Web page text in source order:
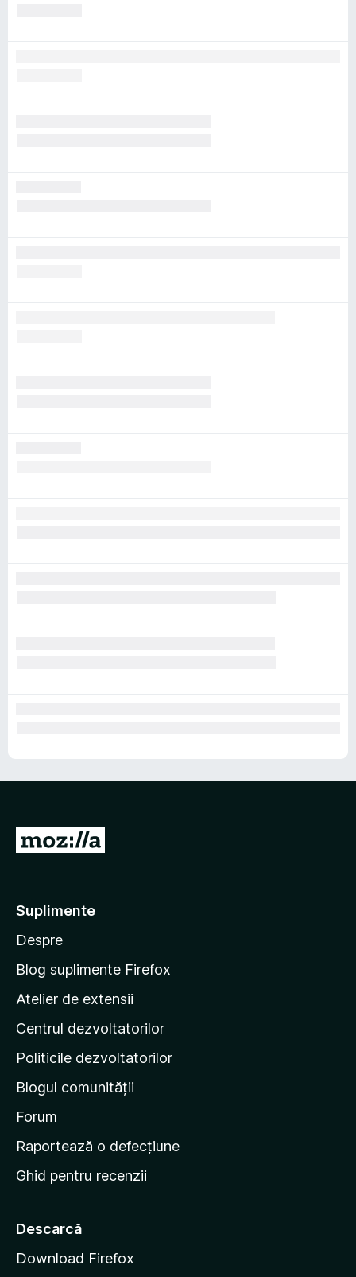
D
t
p
e
a
g
i
a
d
e
t
r
M
Suplimente
Despre
Blog suplimente Firefox
Atelier de extensii
Centrul dezvoltatorilor
Politicile dezvoltatorilor
Blogul comunității
Forum
Raportează o defecțiune
Ghid pentru recenzii
Descarcă
Download Firefox